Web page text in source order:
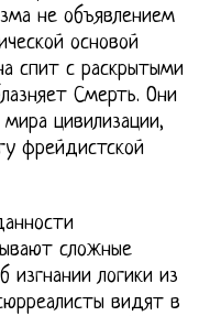
не объявлением
основой
спит с раскрытыми
Смерть. Они
цивилизации,
фрейдистской
сложные
изгнании логики из
видят в